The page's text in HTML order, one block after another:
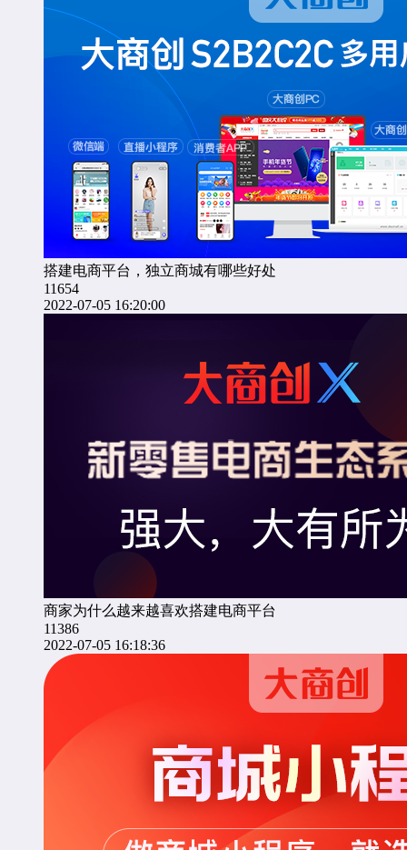
搭建电商平台，独立商城有哪些好处
11654
2022-07-05 16:20:00
商家为什么越来越喜欢搭建电商平台
11386
2022-07-05 16:18:36